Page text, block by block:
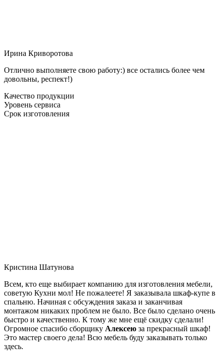
Ирина Криворотова
Отлично выполняете свою работу:) все остались более чем
довольны, респект!)
Качество продукции
Уровень сервиса
Срок изготовления
Кристина Шатунова
Всем, кто еще выбирает компанию для изготовления мебели,
советую Кухни мол! Не пожалеете! Я заказывала шкаф-купе в
спальню. Начиная с обсуждения заказа и заканчивая
монтажом никаких проблем не было. Все было сделано очень
быстро и качественно. К тому же мне ещё скидку сделали!
Огромное спасибо сборщику Алексею за прекрасный шкаф!
Это мастер своего дела! Всю мебель буду заказывать только
здесь.